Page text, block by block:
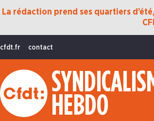
La rédaction prend ses quartiers
cfdt.fr contact
HEBDO
Protection Sociale
International
La Vie De La CFDT